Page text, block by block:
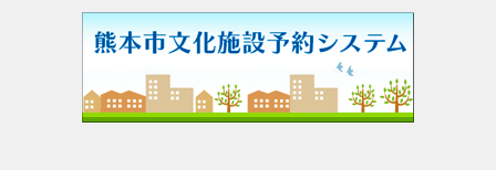
レストラン・カフェ
施設ご利用について